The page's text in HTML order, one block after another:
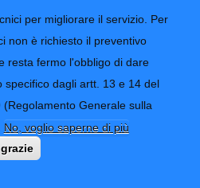
per migliorare il servizio. Per
non è richiesto il preventivo
resta fermo l'obbligo di dare
specifico dagli artt. 13 e 14 del
Generale sulla
No, voglio saperne di più
CONTATTI-URP
TRASPARENZA
Albani
Ultimo aggiornamento: 13/01/2020 - 16:53